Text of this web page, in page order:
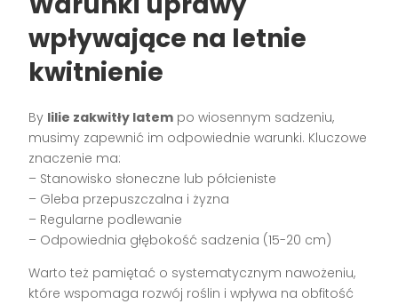
wpływające na letnie
kwitnienie
By lilie zakwitły latem po wiosennym sadzeniu,
musimy zapewnić im odpowiednie warunki. Kluczowe
znaczenie ma:
– Stanowisko słoneczne lub półcieniste
– Gleba przepuszczalna i żyzna
– Regularne podlewanie
– Odpowiednia głębokość sadzenia (15-20 cm)
Warto też pamiętać o systematycznym nawożeniu,
które wspomaga rozwój roślin i wpływa na obfitość